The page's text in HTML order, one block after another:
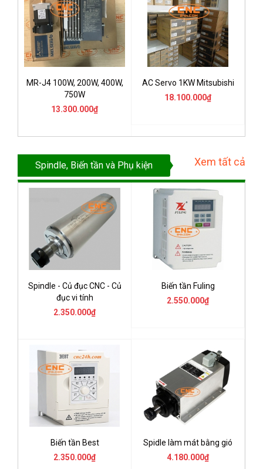
MR-J4 100W, 200W, 400W,
750W
13.300.000₫
AC Servo 1KW Mitsubishi
18.100.000₫
Spindle, Biến tần và Phụ kiện Xem tất cả
Spindle - Củ đục CNC - Củ
đục vi tính
2.350.000₫
Biến tần Fuling
2.550.000₫
Biến tần Best
2.350.000₫
Spidle làm mát bằng gió
4.180.000₫